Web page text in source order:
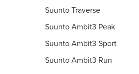
Suunto Traverse
Suunto Ambit3 Peak
Suunto Ambit3 Sport
Suunto Ambit3 Run